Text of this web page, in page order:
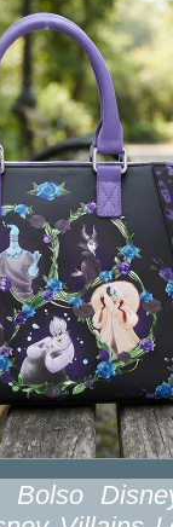
Bolso